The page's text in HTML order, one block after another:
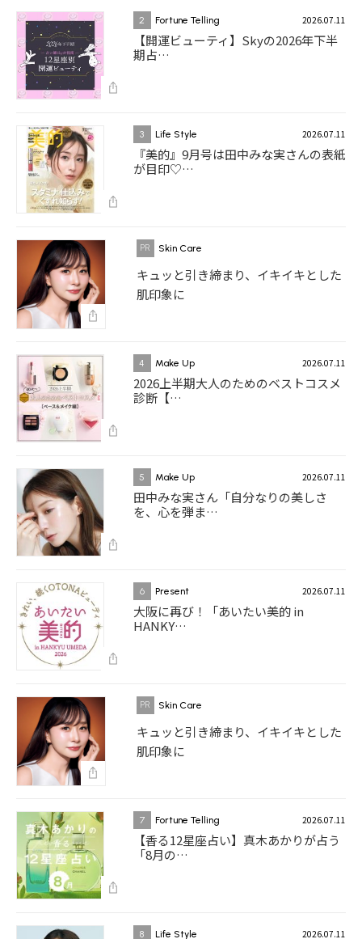
2 Fortune Telling 2026.07.11
【開運ビューティ】Skyの2026年下半
期占…
3 Life Style 2026.07.11
『美的』9月号は田中みな実さんの表紙
が目印♡…
Skin Care
キュッと引き締まり、イキイキとした
肌印象に
4 Make Up 2026.07.11
2026上半期大人のためのベストコスメ
診断【…
5 Make Up 2026.07.11
田中みな実さん「自分なりの美しさ
を、心を弾ま…
6 Present 2026.07.11
大阪に再び！「あいたい美的 in
HANKY…
Skin Care
キュッと引き締まり、イキイキとした
肌印象に
7 Fortune Telling 2026.07.11
【香る12星座占い】真木あかりが占う
「8月の…
8 Life Style 2026.07.11